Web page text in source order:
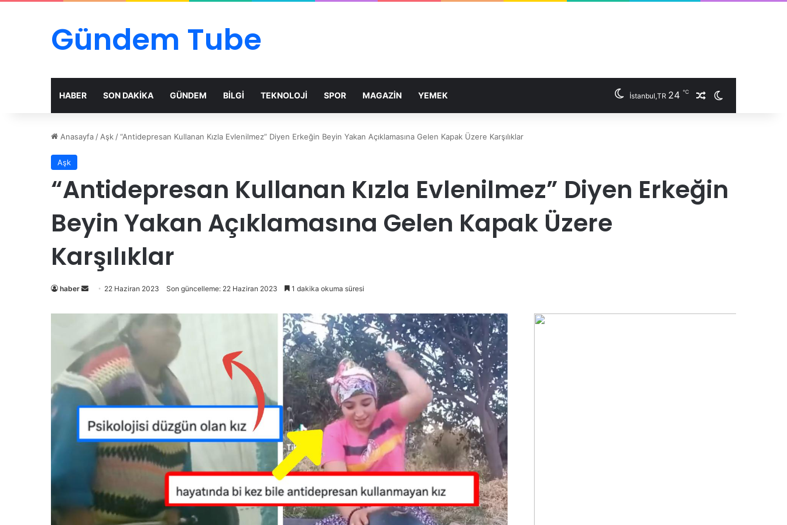
Gündem Tube
HABER SON DAKİKA GÜNDEM BİLGİ TEKNOLOJİ SPOR MAGAZİN YEMEK İstanbul,TR 24 ℃
Anasayfa / Aşk /“Antidepresan Kullanan Kızla Evlenilmez” Diyen Erkeğin Beyin Yakan Açıklamasına Gelen Kapak Üzere Karşılıklar
Aşk
“Antidepresan Kullanan Kızla Evlenilmez” Diyen Erkeğin
Beyin Yakan Açıklamasına Gelen Kapak Üzere
Karşılıklar
haber
Bir
posta
göndermek
22 Haziran 2023 Son güncelleme: 22 Haziran 2023 1 dakika okuma süresi